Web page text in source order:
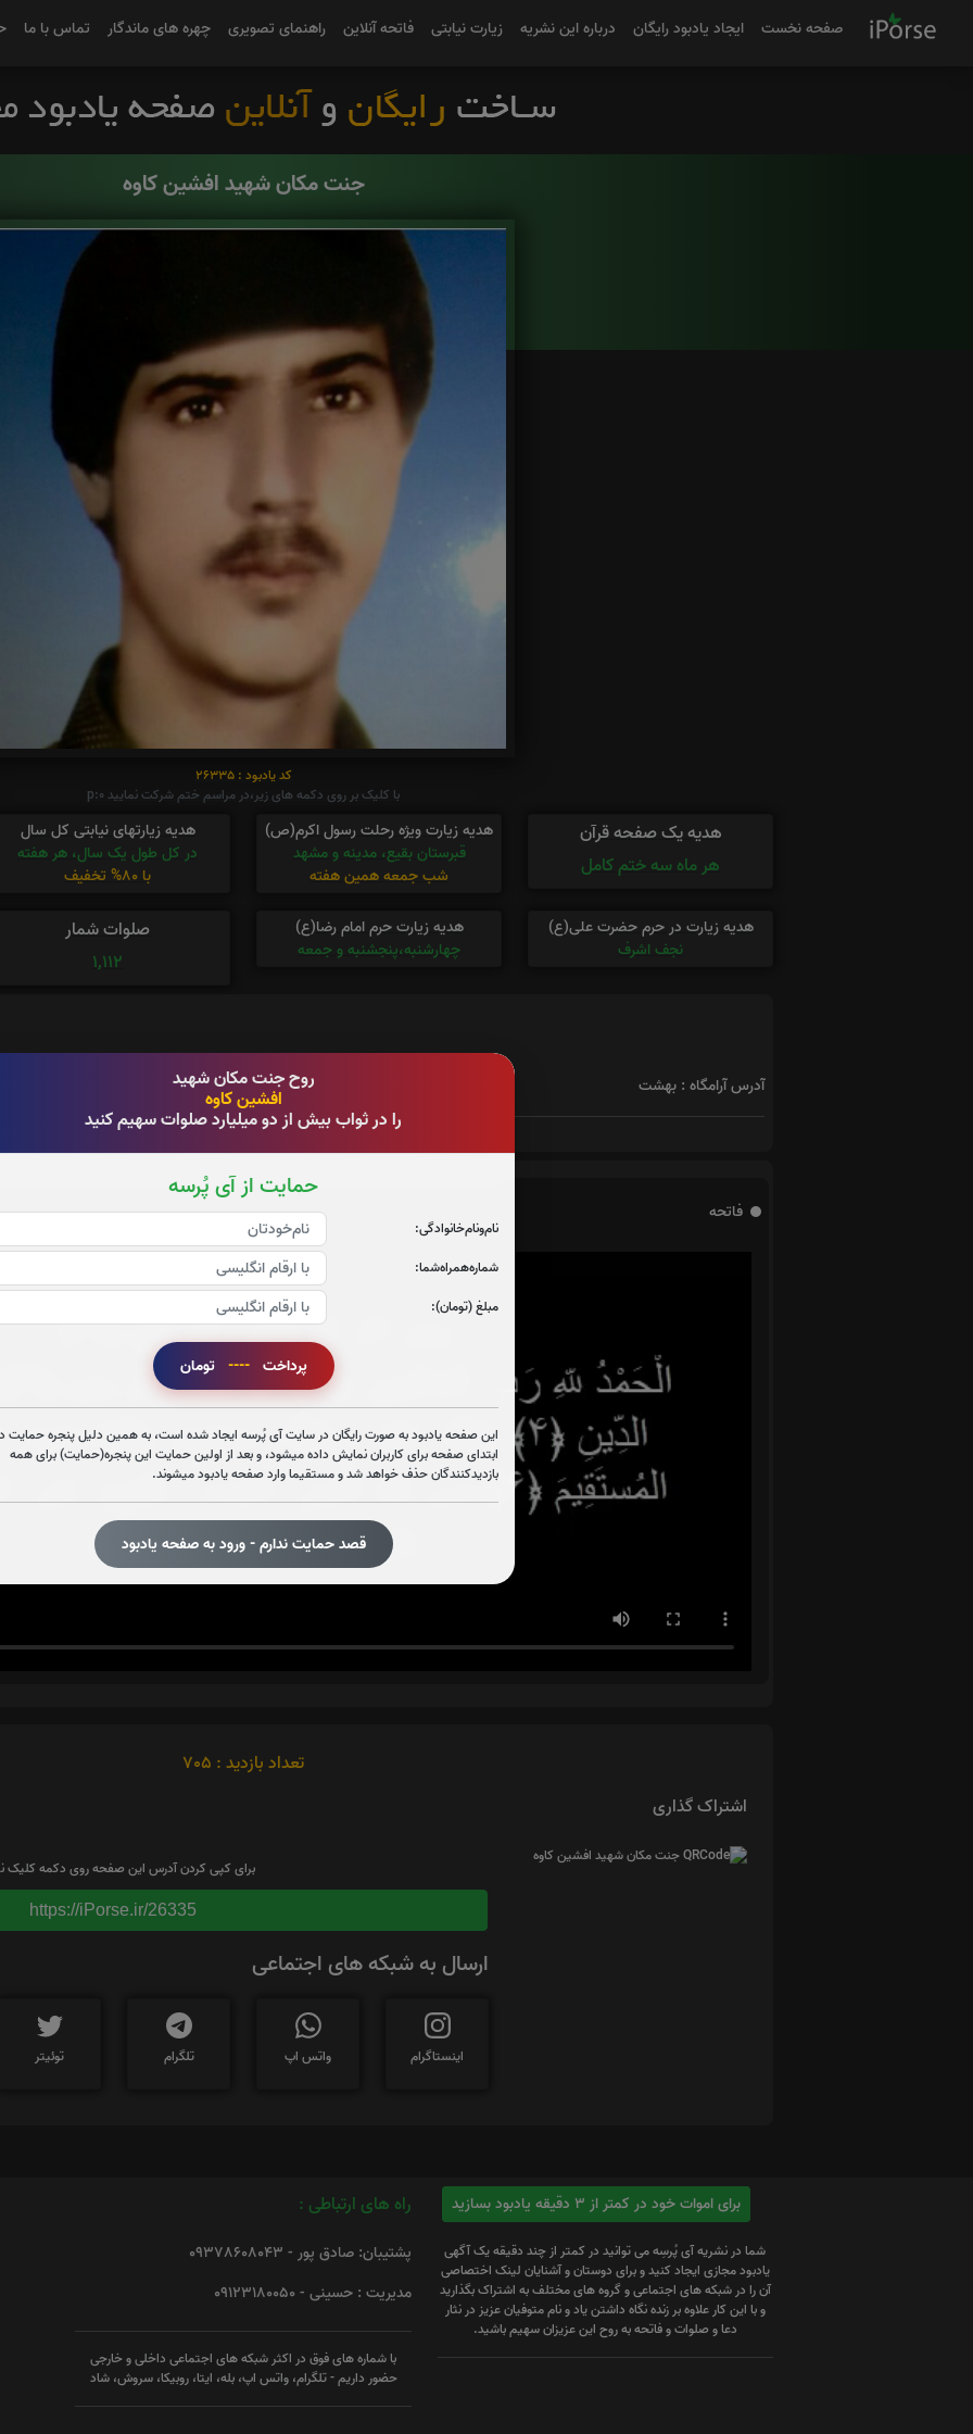
صفحه نخست ایجاد یادبود رایگان درباره این نشریه زیارت نیابتی فاتحه آنلاین راهنمای تصویری چهره های ماندگار تماس با ما
روح جنت مکان شهید
افشین کاوه
را در ثواب بیش از دو میلیارد صلوات سهیم کنید
حمایت از آی پُرسه
نام‌و‌نام‌خانوادگی:
شماره‌همراه‌شما:
مبلغ (تومان):
پرداخت ---- تومان
این صفحه یادبود به صورت رایگان در سایت آی پُرسه ایجاد شده است، به همین دلیل پنجره حمایت
ابتدای صفحه برای کاربران نمایش داده میشود، و بعد از اولین حمایت این پنجره(حمایت) برای همه
بازدیدکنندگان حذف خواهد شد و مستقیما وارد صفحه یادبود میشوند.
قصد حمایت ندارم - ورود به صفحه یادبود
جنت مکان شهید افشین کاوه
کد یادبود : 26335
با کلیک بر روی دکمه های زیر،در مراسم ختم شرکت نمایید p:0
هدیه یک صفحه قرآن
هر ماه سه ختم کامل
هدیه زیارت ویژه رحلت رسول اکرم(ص)
قبرستان بقیع، مدینه و مشهد
شب جمعه همین هفته
هدیه زیارتهای نیابتی کل سال
در کل طول یک سال، هر هفته
با 80% تخفیف
هدیه زیارت در حرم حضرت علی(ع)
نجف اشرف
هدیه زیارت حرم امام رضا(ع)
چهارشنبه،پنجشنبه و جمعه
صلوات شمار
1,112
آدرس آرامگاه : بهشت
فاتحه
تعداد بازدید : 705
اشتراک گذاری
برای کپی کردن آدرس این صفحه روی دکمه کلیک
https://iPorse.ir/26335
ارسال به شبکه های اجتماعی
اینستاگرام واتس اپ تلگرام توئیتر
برای اموات خود در کمتر از 3 دقیقه یادبود بسازید
شما در نشریه آی پُرسِه می توانید در کمتر از چند دقیقه یک آگهی
یادبود مجازی ایجاد کنید و برای دوستان و آشنایان لینک اختصاصی
آن را در شبکه های اجتماعی و گروه های مختلف به اشتراک بگذارید
و با این کار علاوه بر زنده نگاه داشتن یاد و نام متوفیان عزیز در نثار
دعا و صلوات و فاتحه به روح این عزیزان سهیم باشید.
راه های ارتباطی :
پشتیبان: صادق پور - 09378608043
مدیریت : حسینی - 09123180050
با شماره های فوق در اکثر شبکه های اجتماعی داخلی و خارجی
حضور داریم - تلگرام، واتس اپ، بله، ایتا، روبیکا، سروش، شاد